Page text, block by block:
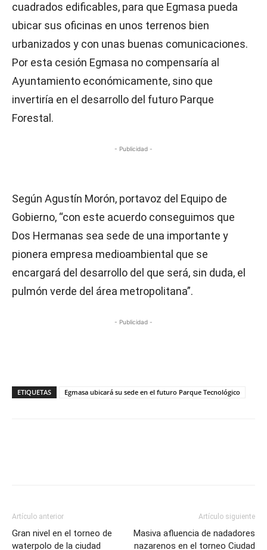
cuadrados edificables, para que Egmasa pueda
ubicar sus oficinas en unos terrenos bien
urbanizados y con unas buenas comunicaciones.
Por esta cesión Egmasa no compensaría al
Ayuntamiento económicamente, sino que
invertiría en el desarrollo del futuro Parque
Forestal.
- Publicidad -
Según Agustín Morón, portavoz del Equipo de
Gobierno, “con este acuerdo conseguimos que
Dos Hermanas sea sede de una importante y
pionera empresa medioambiental que se
encargará del desarrollo del que será, sin duda, el
pulmón verde del área metropolitana”.
- Publicidad -
ETIQUETAS Egmasa ubicará su sede en el futuro Parque Tecnológico
Artículo anterior
Gran nivel en el torneo de
waterpolo de la ciudad
Artículo siguiente
Masiva afluencia de nadadores
nazarenos en el torneo Ciudad